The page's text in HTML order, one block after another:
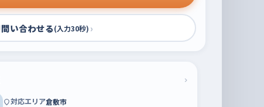
問い合わせる(入力30秒) ›
›
対応エリア倉敷市